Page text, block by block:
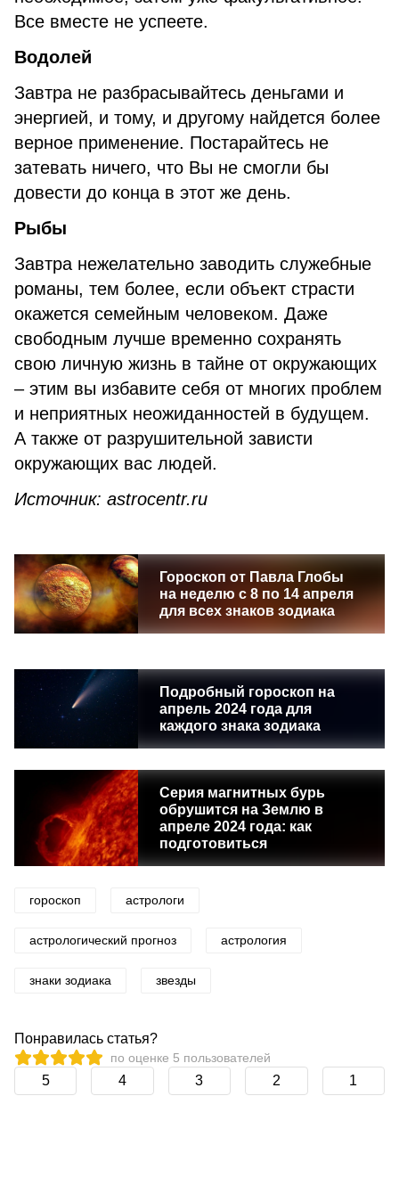
Все вместе не успеете.
Водолей
Завтра не разбрасывайтесь деньгами и
энергией, и тому, и другому найдется более
верное применение. Постарайтесь не
затевать ничего, что Вы не смогли бы
довести до конца в этот же день.
Рыбы
Завтра нежелательно заводить служебные
романы, тем более, если объект страсти
окажется семейным человеком. Даже
свободным лучше временно сохранять
свою личную жизнь в тайне от окружающих
– этим вы избавите себя от многих проблем
и неприятных неожиданностей в будущем.
А также от разрушительной зависти
окружающих вас людей.
Источник: astrocentr.ru
Гороскоп от Павла Глобы
на неделю с 8 по 14 апреля
для всех знаков зодиака
Подробный гороскоп на
апрель 2024 года для
каждого знака зодиака
Серия магнитных бурь
обрушится на Землю в
апреле 2024 года: как
подготовиться
гороскоп астрологи
астрологический прогноз астрология
знаки зодиака звезды
Понравилась статья?
по оценке 5 пользователей
5 4 3 2 1